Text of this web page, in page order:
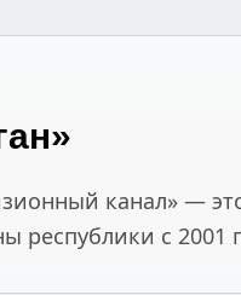
канал» —
с 2001